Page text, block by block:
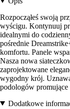
Rozpocząłeś swoją
wyścigu. Kontynuuj
idealnymi do
pośrednie
komfortu. Panele
Nasza nowa
zaprojektowane
wygodny krój.
podologów promujące
Dodatkowe